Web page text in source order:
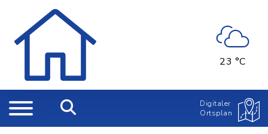
23 °C
Digitaler
Ortsplan